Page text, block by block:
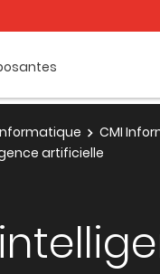
CMI
artificielle